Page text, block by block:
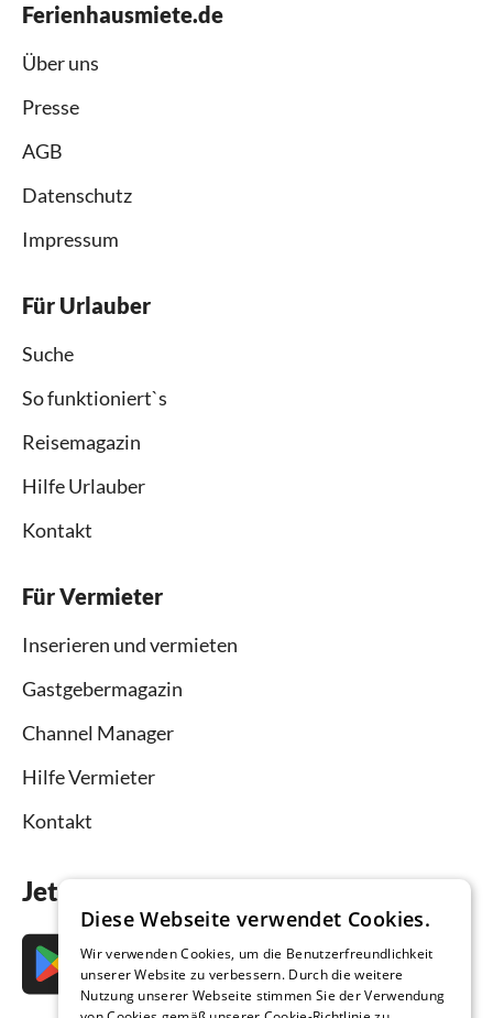
Ferienhausmiete.de
Über uns
Presse
AGB
Datenschutz
Impressum
Für Urlauber
Suche
So funktioniert`s
Reisemagazin
Hilfe Urlauber
Kontakt
Für Vermieter
Inserieren und vermieten
Gastgebermagazin
Channel Manager
Hilfe Vermieter
Kontakt
Jetzt die App downloaden
Diese Webseite verwendet Cookies.
Wir verwenden Cookies, um die Benutzerfreundlichkeit
unserer Website zu verbessern. Durch die weitere
Nutzung unserer Webseite stimmen Sie der Verwendung